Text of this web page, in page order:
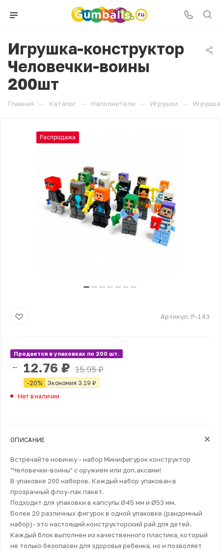
Игрушка-конструктор
Человечки-воины
200шт
Главная — Каталог — Наполнители — Игрушки —
Распродажа
Артикул: Р-143
Продается в упаковках по 200 шт.
12.76 ₽ 15.95₽
-20% Экономия 3.19 ₽
Нет в наличии
ОПИСАНИЕ
Встречайте новинку - набор Минифигурок конструктор
"Человечки-воины" с оружием или доп.аксами!
В упаковке 200 наборов. Каждый набор упакован в
прозрачный флоу-пак пакет.
Подходит для упаковки в капсулы Ø45 мм и Ø53 мм.
Более 20 различных фигурок в одной упаковке (рандомный
набор)- это настоящий конструкторский рай для детей.
Каждый блок выполнен из качественного пластика, который
не только безопасен для здоровья ребенка, но и позволяет